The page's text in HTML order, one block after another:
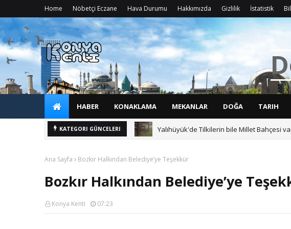
Home Nöbetçi Eczane Hava Durumu Hakkımızda Gizlilik İstatistik
D
HABER KONAKLAMA MEKANLAR DOĞA TARIH
KATEGORI GÜNCELERI Yalıhüyük'de Tilkilerin bile Millet Bahçesi
Ana Sayfa Bozkır Halkından Belediye’ye Teşekkür
Bozkır Halkından Belediye’ye
Konya Kenti 07:23